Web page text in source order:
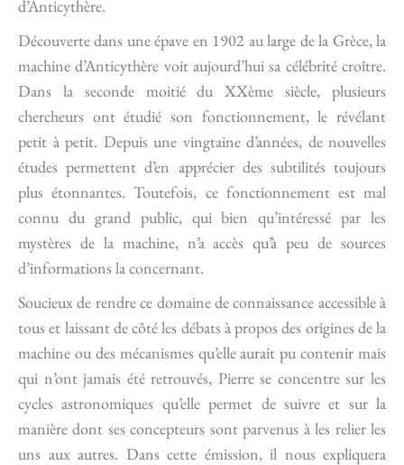
d’Anticythère.
Découverte dans une épave en 1902 au large de la Grèce, la
machine d’Anticythère voit aujourd’hui sa célébrité croître.
Dans la seconde moitié du XXème siècle, plusieurs
chercheurs ont étudié son fonctionnement, le révélant
petit à petit. Depuis une vingtaine d’années, de nouvelles
études permettent d’en apprécier des subtilités toujours
plus étonnantes. Toutefois, ce fonctionnement est mal
connu du grand public, qui bien qu’intéressé par les
mystères de la machine, n’a accès qu’à peu de sources
d’informations la concernant.
Soucieux de rendre ce domaine de connaissance accessible à
tous et laissant de côté les débats à propos des origines de la
machine ou des mécanismes qu’elle aurait pu contenir mais
qui n’ont jamais été retrouvés, Pierre se concentre sur les
cycles astronomiques qu’elle permet de suivre et sur la
manière dont ses concepteurs sont parvenus à les relier les
uns aux autres. Dans cette émission, il nous expliquera